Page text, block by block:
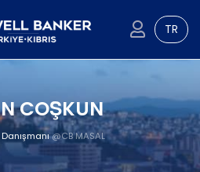
TR
COŞKUN
@CB MASAL